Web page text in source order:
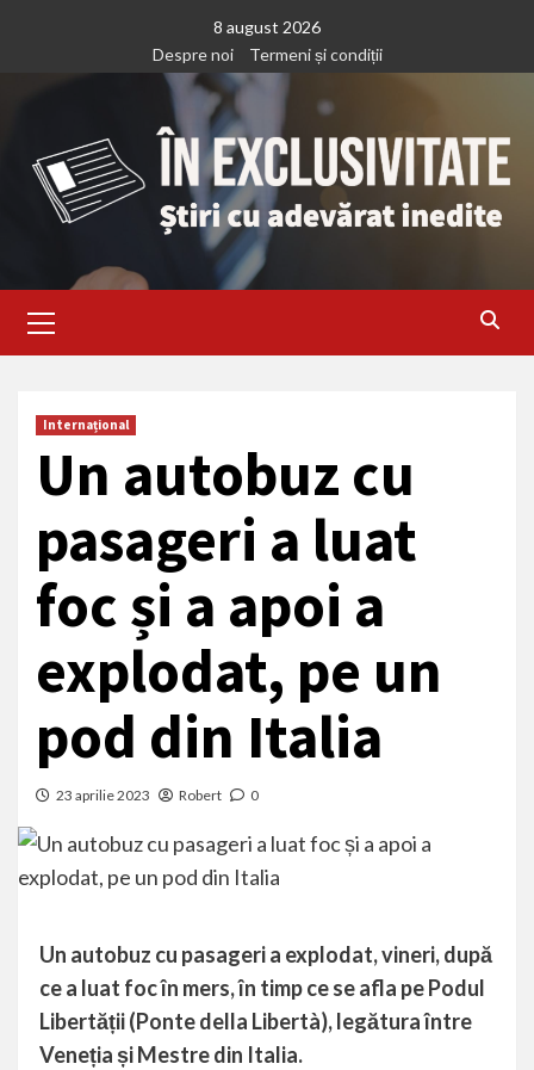
8 august 2026
Despre noi
Termeni și condiții
Menu
Internațional
Un autobuz cu
pasageri a luat
foc și a apoi a
explodat, pe un
pod din Italia
23 aprilie 2023 Robert 0
Un autobuz cu pasageri a explodat, vineri, după
ce a luat foc în mers, în timp ce se afla pe Podul
Libertății (Ponte della Libertà), legătura între
Veneția și Mestre din Italia.